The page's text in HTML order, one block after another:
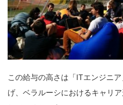
この給与の高さは「ITエンジニ
げ、ベラルーシにおけるキャリ
の
サ
イ
ト
検
索